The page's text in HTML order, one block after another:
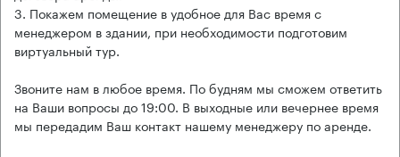
3. Покажем помещение в удобное для Вас время с
менеджером в здании, при необходимости подготовим
виртуальный тур.
Звоните нам в любое время. По будням мы сможем ответить
на Ваши вопросы до 19:00. В выходные или вечернее время
мы передадим Ваш контакт нашему менеджеру по аренде.